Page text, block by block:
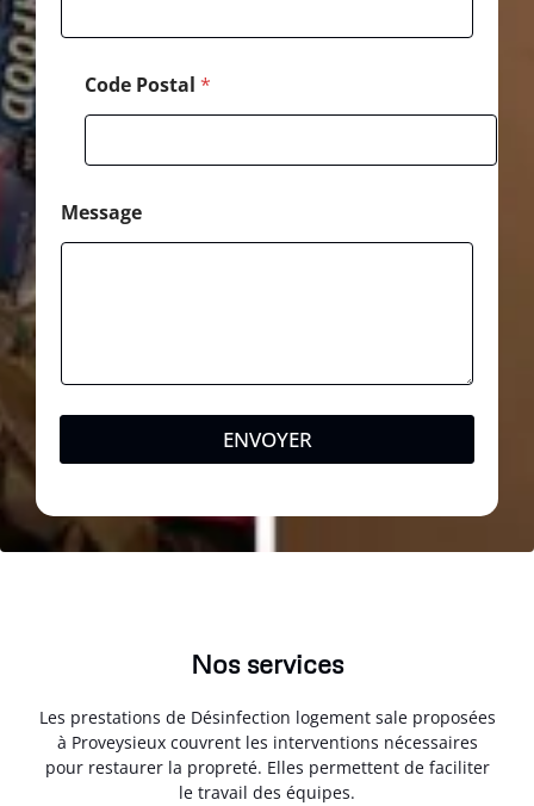
Code Postal *
Message
ENVOYER
Nos services
Les prestations de Désinfection logement sale proposées
à Proveysieux couvrent les interventions nécessaires
pour restaurer la propreté. Elles permettent de faciliter
le travail des équipes.